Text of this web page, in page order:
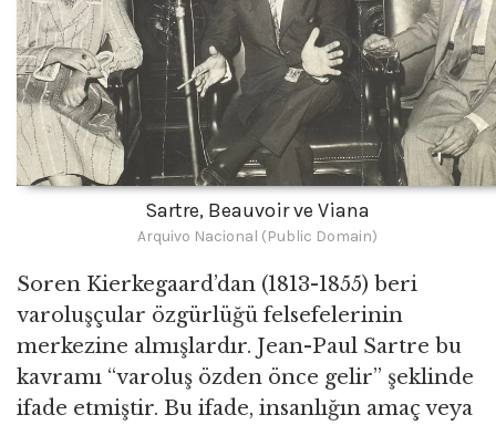
Sartre, Beauvoir ve Viana
Arquivo Nacional (Public Domain)
Soren Kierkegaard’dan (1813-1855) beri
varoluşçular özgürlüğü felsefelerinin
merkezine almışlardır. Jean-Paul Sartre bu
kavramı “varoluş özden önce gelir” şeklinde
ifade etmiştir. Bu ifade, insanlığın amaç veya